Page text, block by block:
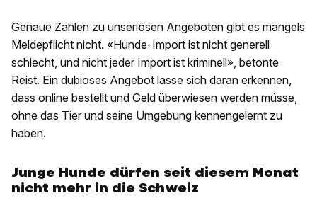
Genaue Zahlen zu unseriösen Angeboten gibt es mangels
Meldepflicht nicht. «Hunde-Import ist nicht generell
schlecht, und nicht jeder Import ist kriminell», betonte
Reist. Ein dubioses Angebot lasse sich daran erkennen,
dass online bestellt und Geld überwiesen werden müsse,
ohne das Tier und seine Umgebung kennengelernt zu
haben.
Junge Hunde dürfen seit diesem Monat
nicht mehr in die Schweiz